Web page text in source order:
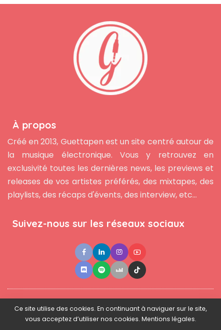
À propos
Créé en 2013, Guettapen est un site centré autour de
la musique électronique. Vous y retrouvez en
exclusivité toutes les dernières news, les previews et
releases de vos artistes préférés, des mixtapes, des
playlists, des récaps d'évents, des interview, etc...
Suivez-nous sur les réseaux sociaux
Contact ●Newsletter ● L'équipe ● Mentions légales
Ce site utilise des cookies. En continuant à naviguer sur le site,
vous acceptez d’utiliser nos cookies. Mentions légales.